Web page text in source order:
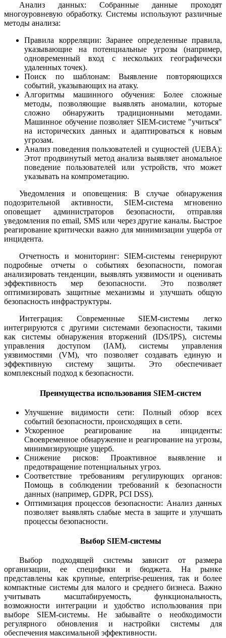
Анализ данных: Собранные данные проходят
многоуровневую обработку. Системы используют различные
методы анализа:
Правила корреляции: Заранее определенные правила,
указывающие на потенциальные угрозы (например,
одновременный вход с нескольких географически
удаленных точек).
Поиск по шаблонам: Выявление повторяющихся
событий, указывающих на атаку.
Алгоритмы машинного обучения: Более сложные
методы, позволяющие выявлять аномалии, которые
сложно обнаружить традиционными методами.
Машинное обучение позволяет SIEM-системе "учиться"
на исторических данных и адаптироваться к новым
угрозам.
Анализ поведения пользователей и сущностей (UEBA):
Этот продвинутый метод анализа выявляет аномальное
поведение пользователей или устройств, что может
указывать на компрометацию.
Уведомления и оповещения: В случае обнаружения
подозрительной активности, SIEM-система мгновенно
оповещает администраторов безопасности, отправляя
уведомления по email, SMS или через другие каналы. Быстрое
реагирование критически важно для минимизации ущерба от
инцидента.
Отчетность и мониторинг: SIEM-системы генерируют
подробные отчеты о событиях безопасности, помогая
анализировать тенденции, выявлять уязвимости и оценивать
эффективность мер безопасности. Это позволяет
оптимизировать защитные механизмы и улучшать общую
безопасность инфраструктуры.
Интеграция: Современные SIEM-системы легко
интегрируются с другими системами безопасности, такими
как системы обнаружения вторжений (IDS/IPS), системы
управления доступом (IAM), системы управления
уязвимостями (VM), что позволяет создавать единую и
эффективную систему защиты. Это обеспечивает
комплексный подход к безопасности.
Преимущества использования SIEM-систем
Улучшение видимости сети: Полный обзор всех
событий безопасности, происходящих в сети.
Ускоренное реагирование на инциденты:
Своевременное обнаружение и реагирование на угрозы,
минимизирующие ущерб.
Снижение рисков: Проактивное выявление и
предотвращение потенциальных угроз.
Соответствие требованиям регулирующих органов:
Помощь в соблюдении требований к безопасности
данных (например, GDPR, PCI DSS).
Оптимизация процессов безопасности: Анализ данных
позволяет выявлять слабые места в защите и улучшать
процессы безопасности.
Выбор SIEM-системы
Выбор подходящей системы зависит от размера
организации, ее специфики и бюджета. На рынке
представлены как крупные, enterprise-решения, так и более
компактные системы для малого и среднего бизнеса. Важно
учитывать масштабируемость, функциональность,
возможности интеграции и удобство использования при
выборе SIEM-системы. Не забывайте о необходимости
регулярного обновления и настройки системы для
обеспечения максимальной эффективности.